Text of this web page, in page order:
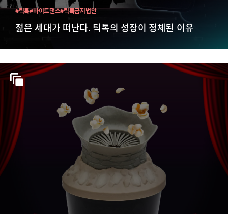
젊은 세대가 떠난다. 틱톡의 성장이 정체된 이유
#틱톡#바이트댄스#틱톡금지법안